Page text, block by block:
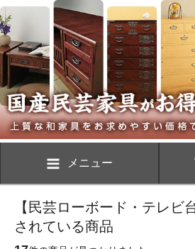
メニュー
【民芸ローボード・テレビ
されている商品